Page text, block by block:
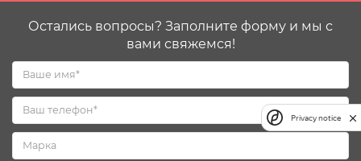
Остались вопросы? Заполните форму и мы с
вами свяжемся!
Privacy notice